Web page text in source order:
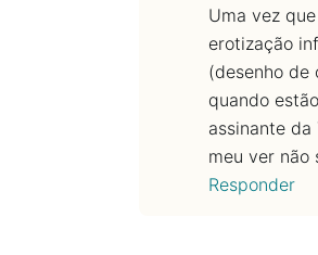
Uma vez
erotização
(desenho de
quando
assinante
meu ver não
Responder